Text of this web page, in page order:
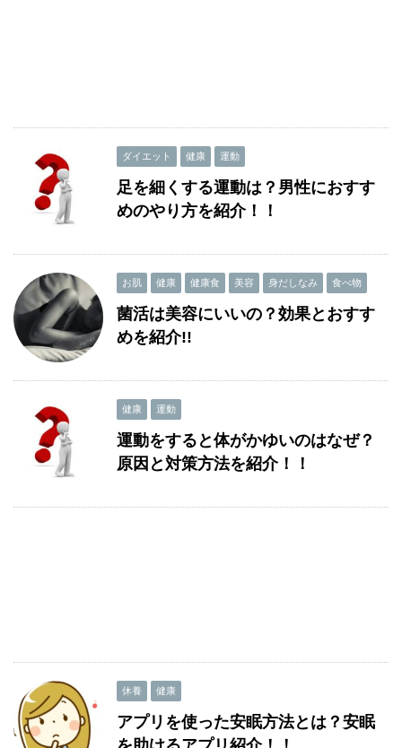
ダイエット 健康 運動
足を細くする運動は？男性におすす
めのやり方を紹介！！
お肌 健康 健康食 美容 身だしなみ 食べ物
菌活は美容にいいの？効果とおすす
めを紹介!!
健康 運動
運動をすると体がかゆいのはなぜ？
原因と対策方法を紹介！！
休養 健康
アプリを使った安眠方法とは？安眠